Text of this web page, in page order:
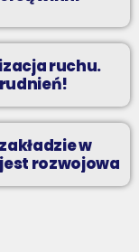
ruchu.
w
rozwojowa